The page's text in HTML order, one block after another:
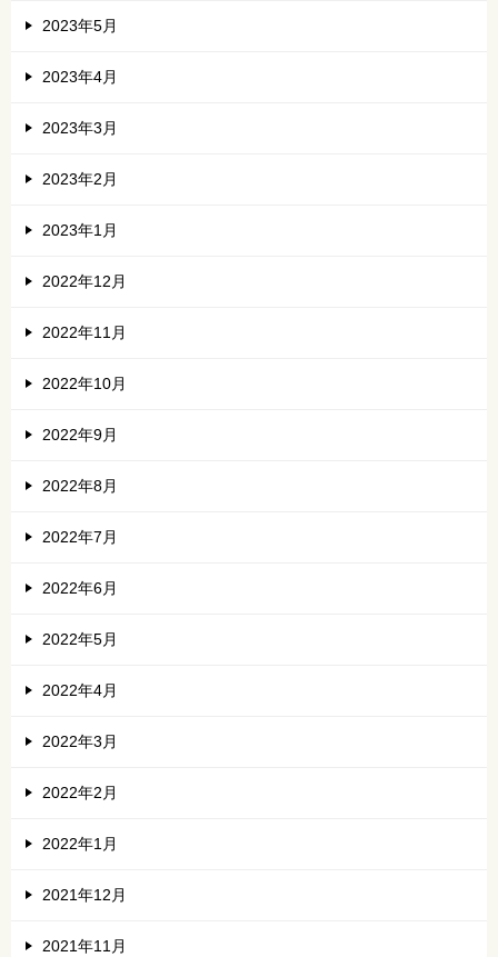
2023年5月
2023年4月
2023年3月
2023年2月
2023年1月
2022年12月
2022年11月
2022年10月
2022年9月
2022年8月
2022年7月
2022年6月
2022年5月
2022年4月
2022年3月
2022年2月
2022年1月
2021年12月
2021年11月